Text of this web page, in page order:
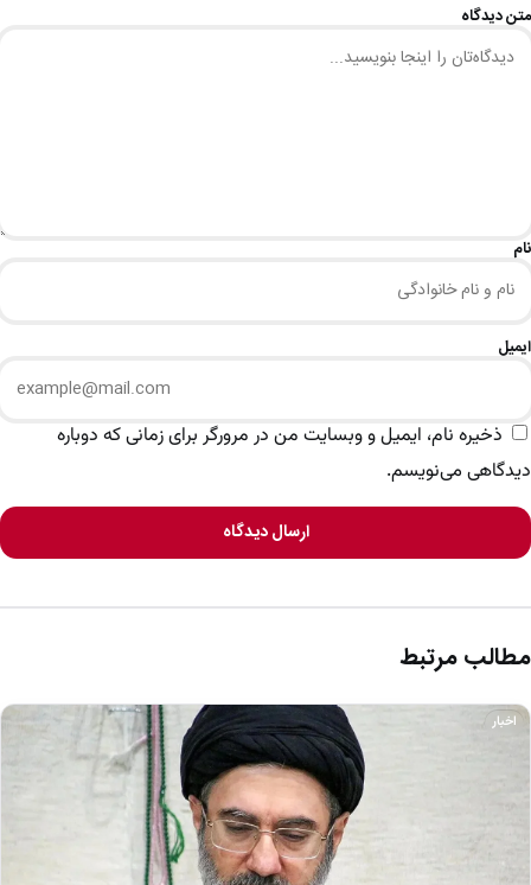
متن دیدگاه
نام
ایمیل
ذخیره نام، ایمیل و وبسایت من در مرورگر برای زمانی که دوباره
دیدگاهی می‌نویسم.
ارسال دیدگاه
مطالب مرتبط
اخبار